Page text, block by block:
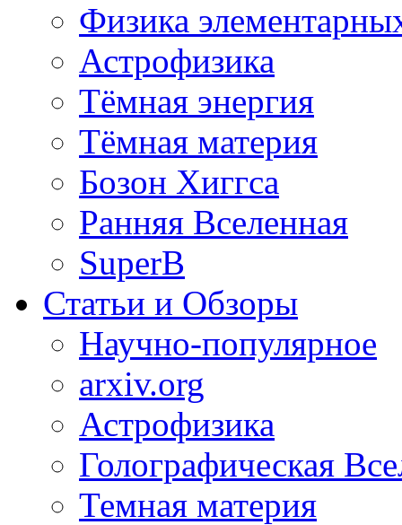
Физика
Астрофизика
Тёмная энергия
Тёмная материя
Бозон Хиггса
Ранняя Вселенная
SuperB
Статьи и Обзоры
Научно-популярное
arxiv.org
Астрофизика
Голографическая
Темная материя